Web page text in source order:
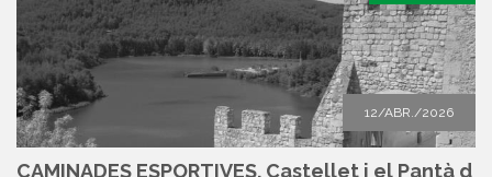
12/ABR./2026
CAMINADES ESPORTIVES. Castellet i el Pantà d